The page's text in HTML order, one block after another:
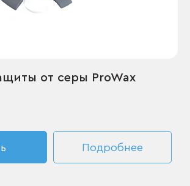
от серы ProWax
Подробнее